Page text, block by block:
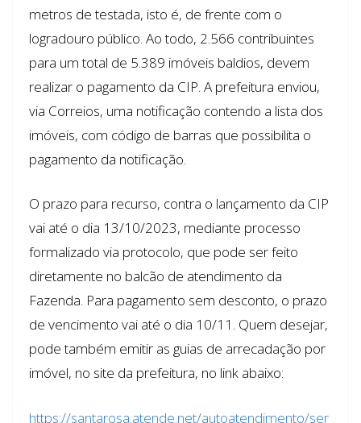
metros de testada, isto é, de frente com o
logradouro público. Ao todo, 2.566 contribuintes
para um total de 5.389 imóveis baldios, devem
realizar o pagamento da CIP. A prefeitura enviou,
via Correios, uma notificação contendo a lista dos
imóveis, com código de barras que possibilita o
pagamento da notificação.
O prazo para recurso, contra o lançamento da CIP
vai até o dia 13/10/2023, mediante processo
formalizado via protocolo, que pode ser feito
diretamente no balcão de atendimento da
Fazenda. Para pagamento sem desconto, o prazo
de vencimento vai até o dia 10/11. Quem desejar,
pode também emitir as guias de arrecadação por
imóvel, no site da prefeitura, no link abaixo:
https://santarosa.atende.net/autoatendimento/ser